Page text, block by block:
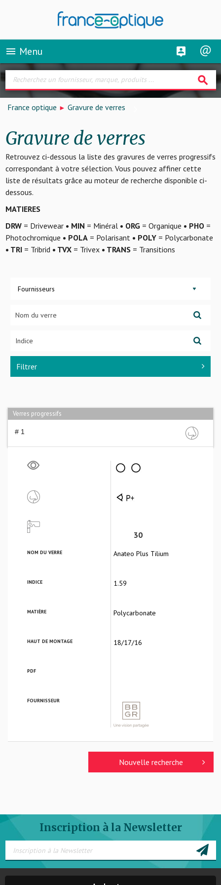
menu Menu
search
France optique Gravure de verres
Gravure de verres
Retrouvez ci-dessous la liste des gravures de verres progressifs
correspondant à votre sélection. Vous pouvez affiner cette
liste de résultats grâce au moteur de recherche disponible ci-
dessous.
MATIERES
DRW= Drivewear • MIN = Minéral • ORG= Organique • PHO=
Photochromique • POLA= Polarisant • POLY= Polycarbonate
• TRI= Tribrid • TVX= Trivex • TRANS= Transitions
Fournisseurs
Filtrer
Verres progressifs
# 1
30
NOM DU VERRE Anateo Plus Tilium
INDICE 1.59
MATIÈRE Polycarbonate
HAUT DE MONTAGE 18/17/16
PDF
FOURNISSEUR
Nouvelle recherche
Inscription à la Newsletter